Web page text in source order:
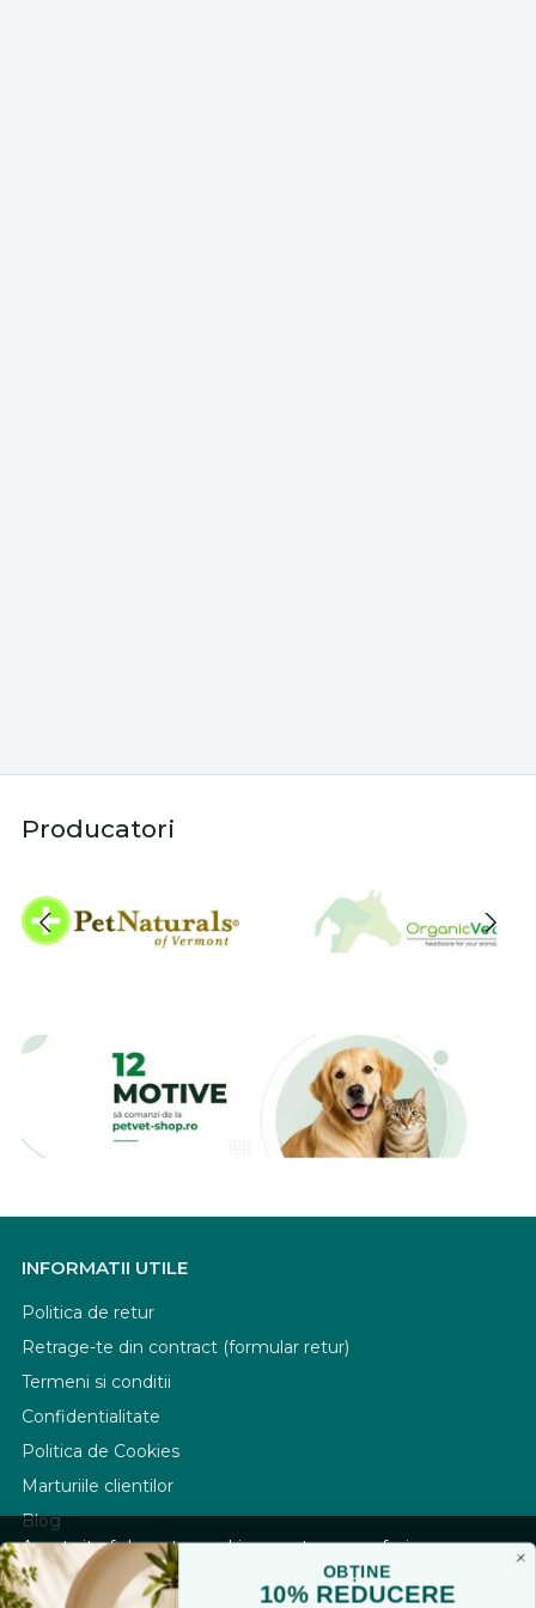
Acest site foloseste cookies pentru a va oferi
functionalitatea dorita. Navigand in continuare, sunteti
de acord cu
Politica de cookiessi cu plasarea de cookies,
Producatori
INFORMATII UTILE
Politica de retur
Retrage-te din contract (formular retur)
Termeni si conditii
Confidentialitate
Politica de Cookies
Marturiile clientilor
Blog
PLATA SI LIVRARE OBȚINE
10% REDUCERE